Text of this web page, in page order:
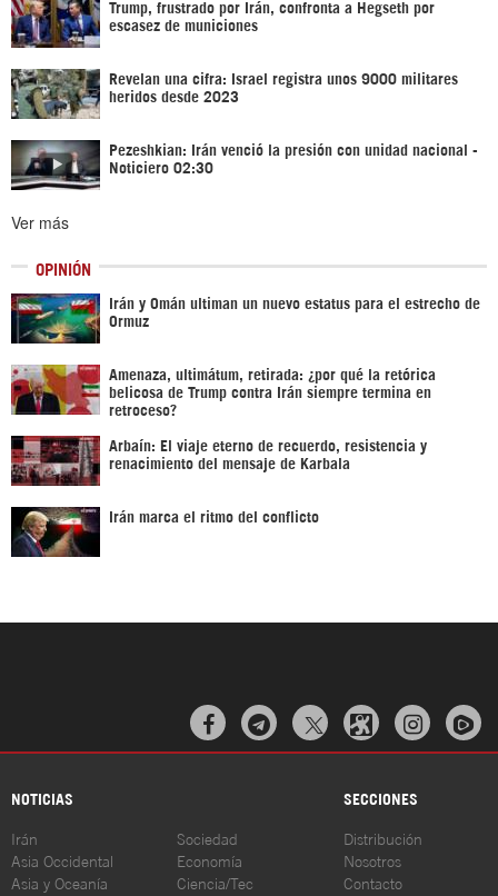
Trump, frustrado por Irán, confronta a Hegseth por
escasez de municiones
Revelan una cifra: Israel registra unos 9000 militares
heridos desde 2023
Pezeshkian: Irán venció la presión con unidad nacional -
Noticiero 02:30
Ver más
OPINIÓN
Irán y Omán ultiman un nuevo estatus para el estrecho de
Ormuz
Amenaza, ultimátum, retirada: ¿por qué la retórica
belicosa de Trump contra Irán siempre termina en
retroceso?
Arbaín: El viaje eterno de recuerdo, resistencia y
renacimiento del mensaje de Karbala
Irán marca el ritmo del conflicto
  
NOTICIAS SECCIONES
Irán
Asia Occidental
Asia y Oceanía
Sociedad
Economía
Ciencia/Tec
Distribución
Nosotros
Contacto